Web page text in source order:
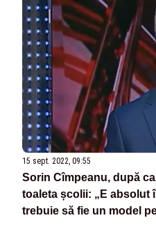
15 sept. 2022, 09:55
Sorin Cîmpeanu, după
toaleta școlii: „E absolut
trebuie să fie un model